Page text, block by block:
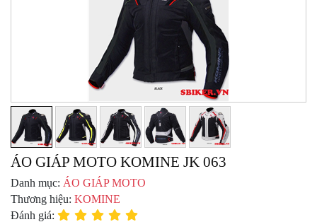
FULLFACE
BEN
NÂNG
XE
MOTO
PKL
ÁO GIÁP MOTO KOMINE JK 063
Danh mục: ÁO GIÁP MOTO
Thương hiệu: KOMINE
Đánh giá: